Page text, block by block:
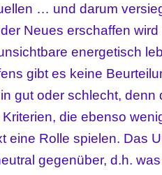
… und darum
Neues erschaffen wird
energetisch
gibt es keine
gut oder schlecht, denn
die ebenso
eine Rolle spielen. Das
gegenüber, d.h.